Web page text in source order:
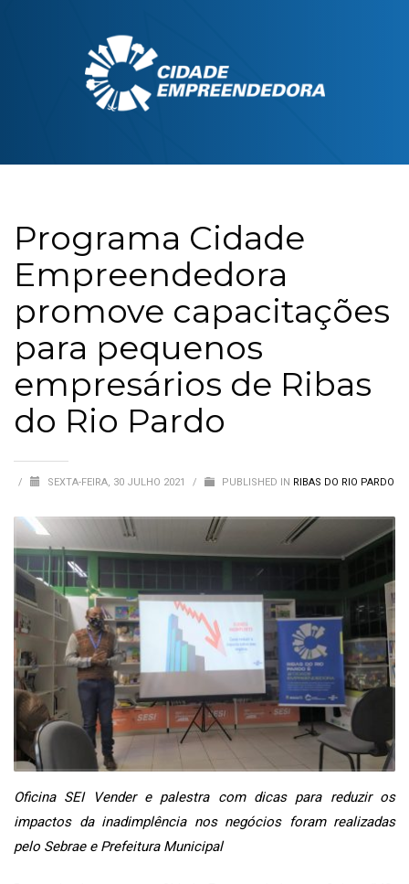
Programa Cidade
Empreendedora
promove capacitações
para pequenos
empresários de Ribas
do Rio Pardo
/ SEXTA-FEIRA, 30 JULHO 2021 / PUBLISHED IN RIBAS DO RIO PARDO
Oficina SEI Vender e palestra com dicas para reduzir os
impactos da inadimplência nos negócios foram realizadas
pelo Sebrae e Prefeitura Municipal